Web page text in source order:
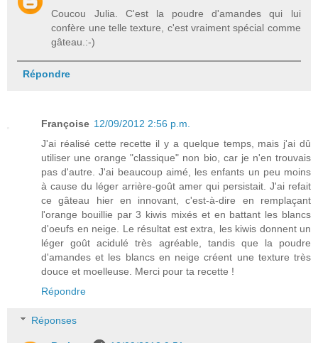
Coucou Julia. C'est la poudre d'amandes qui lui
confère une telle texture, c'est vraiment spécial comme
gâteau.:-)
Répondre
Françoise 12/09/2012 2:56 p.m.
J'ai réalisé cette recette il y a quelque temps, mais j'ai dû
utiliser une orange "classique" non bio, car je n'en trouvais
pas d'autre. J'ai beaucoup aimé, les enfants un peu moins
à cause du léger arrière-goût amer qui persistait. J'ai refait
ce gâteau hier en innovant, c'est-à-dire en remplaçant
l'orange bouillie par 3 kiwis mixés et en battant les blancs
d'oeufs en neige. Le résultat est extra, les kiwis donnent un
léger goût acidulé très agréable, tandis que la poudre
d'amandes et les blancs en neige créent une texture très
douce et moelleuse. Merci pour ta recette !
Répondre
Réponses